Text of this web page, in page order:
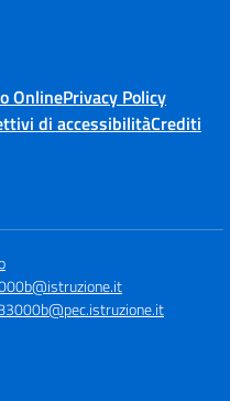
OnlinePrivacy Policy
di accessibilitàCrediti